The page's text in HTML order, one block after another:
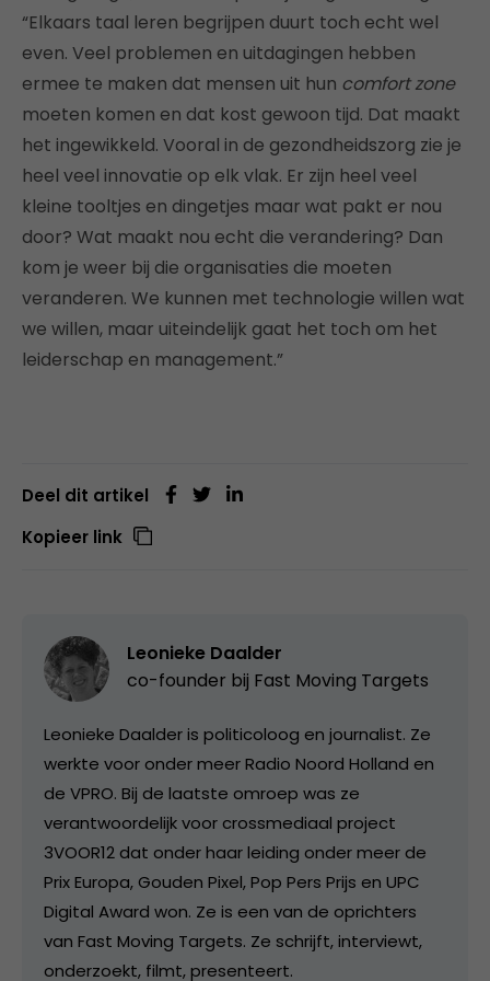
“Elkaars taal leren begrijpen duurt toch echt wel
even. Veel problemen en uitdagingen hebben
ermee te maken dat mensen uit hun comfort zone
moeten komen en dat kost gewoon tijd. Dat maakt
het ingewikkeld. Vooral in de gezondheidszorg zie je
heel veel innovatie op elk vlak. Er zijn heel veel
kleine tooltjes en dingetjes maar wat pakt er nou
door? Wat maakt nou echt die verandering? Dan
kom je weer bij die organisaties die moeten
veranderen. We kunnen met technologie willen wat
we willen, maar uiteindelijk gaat het toch om het
leiderschap en management.”
Deel dit artikel
Kopieer link
Leonieke Daalder
co-founder bij Fast Moving Targets
Leonieke Daalder is politicoloog en journalist. Ze
werkte voor onder meer Radio Noord Holland en
de VPRO. Bij de laatste omroep was ze
verantwoordelijk voor crossmediaal project
3VOOR12 dat onder haar leiding onder meer de
Prix Europa, Gouden Pixel, Pop Pers Prijs en UPC
Digital Award won. Ze is een van de oprichters
van Fast Moving Targets. Ze schrijft, interviewt,
onderzoekt, filmt, presenteert.